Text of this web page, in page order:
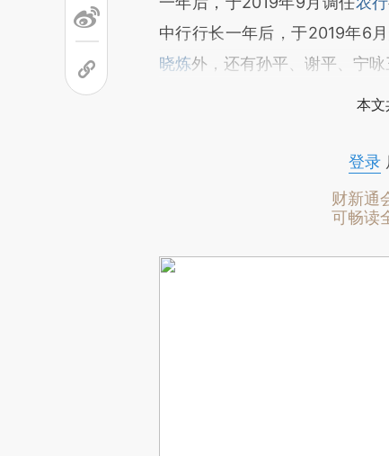
中行行长一年后，于2019年6
晓炼外，还有孙平、谢平、宁咏
本文
登录
财新通
可畅读